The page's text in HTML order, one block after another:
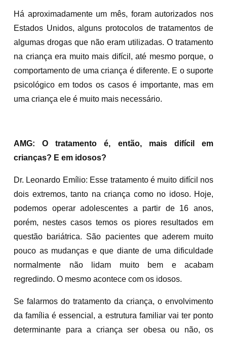
Há aproximadamente um mês, foram autorizados nos
Estados Unidos, alguns protocolos de tratamentos de
algumas drogas que não eram utilizadas. O tratamento
na criança era muito mais difícil, até mesmo porque, o
comportamento de uma criança é diferente. E o suporte
psicológico em todos os casos é importante, mas em
uma criança ele é muito mais necessário.
AMG: O tratamento é, então, mais difícil em
crianças? E em idosos?
Dr. Leonardo Emílio: Esse tratamento é muito difícil nos
dois extremos, tanto na criança como no idoso. Hoje,
podemos operar adolescentes a partir de 16 anos,
porém, nestes casos temos os piores resultados em
questão bariátrica. São pacientes que aderem muito
pouco as mudanças e que diante de uma dificuldade
normalmente não lidam muito bem e acabam
regredindo. O mesmo acontece com os idosos.
Se falarmos do tratamento da criança, o envolvimento
da família é essencial, a estrutura familiar vai ter ponto
determinante para a criança ser obesa ou não, os